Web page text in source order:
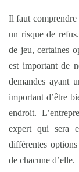
Il faut comprendre
un risque de
de jeu, certaines
est important de
demandes ayant
important d’être
endroit.
expert qui sera
différentes
de chacune d’elle.